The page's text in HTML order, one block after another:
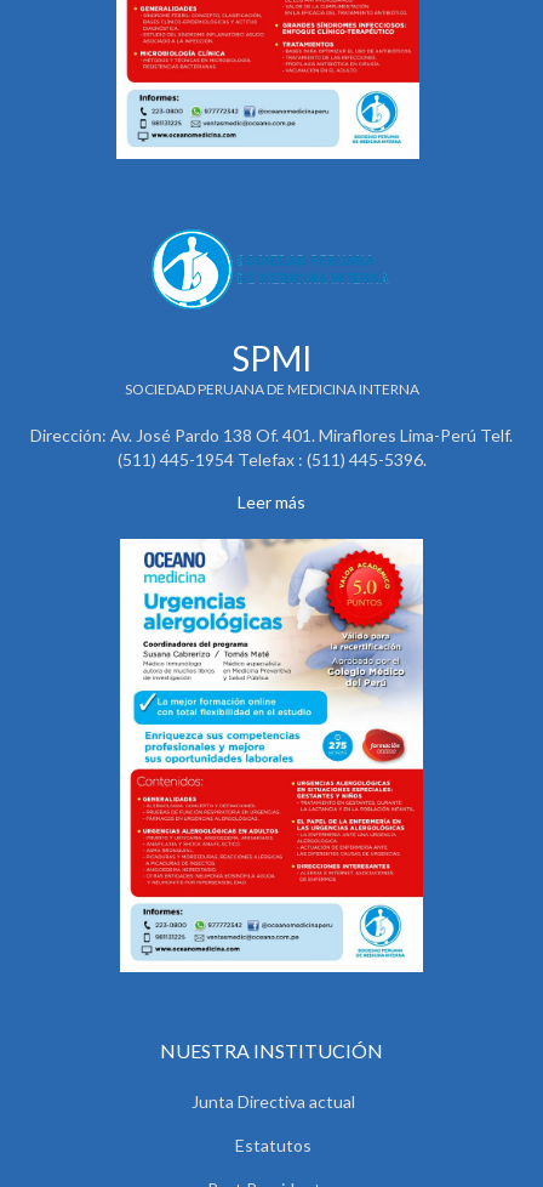
SPMI
SOCIEDAD PERUANA DE MEDICINA INTERNA
Dirección: Av. José Pardo 138 Of. 401. Miraflores Lima-Perú Telf.
(511) 445-1954 Telefax : (511) 445-5396.
Leer más
NUESTRA INSTITUCIÓN
Junta Directiva actual
Estatutos